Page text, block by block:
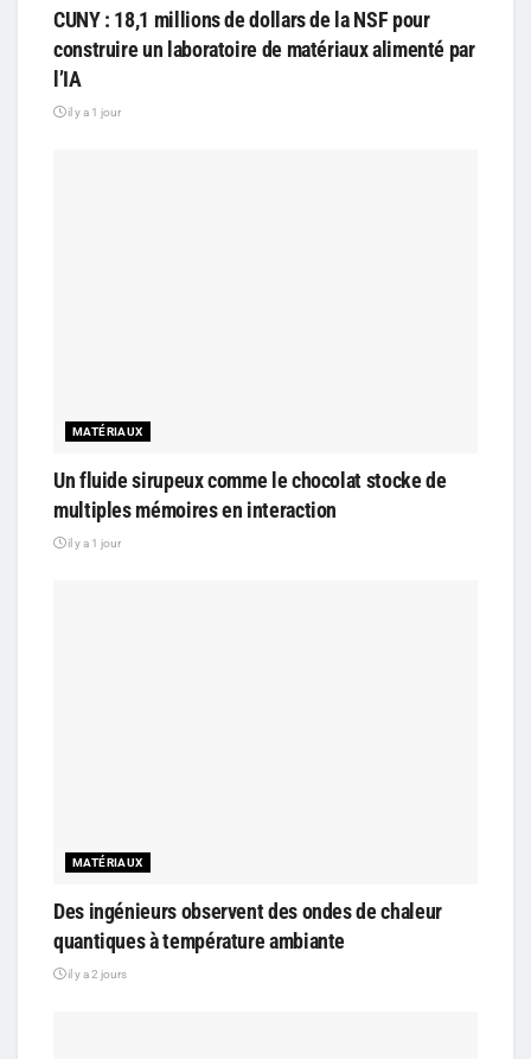
CUNY : 18,1 millions de dollars de la NSF pour
construire un laboratoire de matériaux alimenté par
l’IA
il y a 1 jour
MATÉRIAUX
Un fluide sirupeux comme le chocolat stocke de
multiples mémoires en interaction
il y a 1 jour
MATÉRIAUX
Des ingénieurs observent des ondes de chaleur
quantiques à température ambiante
il y a 2 jours